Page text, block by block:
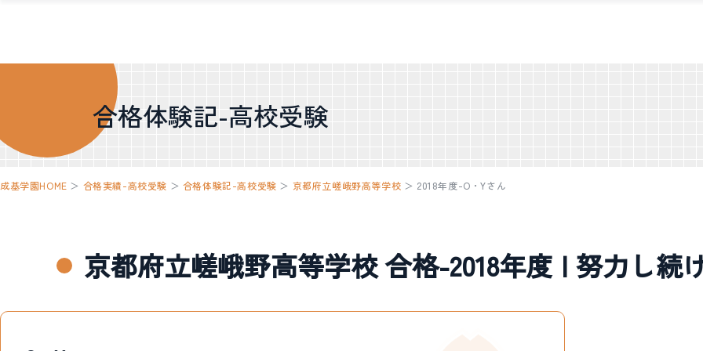
合格体験記-高校受験
成基学園HOME ＞ 合格実績-高校受験 ＞ 合格体験記-高校受験 ＞ 京都府立嵯峨野高等学校 ＞ 2018年度-O・Yさん
京都府立嵯峨野高等学校 合格-2018年度 | 努力し続